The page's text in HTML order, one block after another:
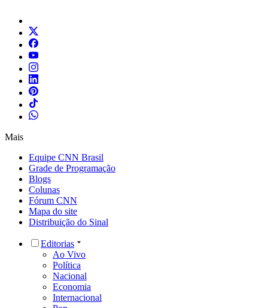
Mais
Equipe CNN Brasil
Grade de Programação
Blogs
Colunas
Fórum CNN
Mapa do site
Distribuição do Sinal
Editorias
Ao Vivo
Política
Nacional
Economia
Internacional